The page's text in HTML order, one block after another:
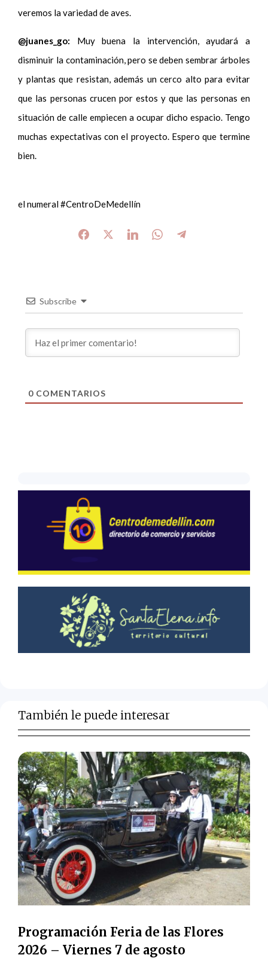
veremos la variedad de aves.
@juanes_go: Muy buena la intervención, ayudará a
disminuir la contaminación, pero se deben sembrar árboles
y plantas que resistan, además un cerco alto para evitar
que las personas crucen por estos y que las personas en
situación de calle empiecen a ocupar dicho espacio. Tengo
muchas expectativas con el proyecto. Espero que termine
bien.
el numeral #CentroDeMedellín
Subscribe
0COMENTARIOS
También le puede interesar
Programación Feria de las Flores
2026 – Viernes 7 de agosto